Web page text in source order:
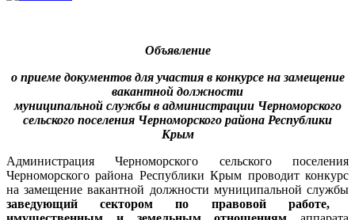
Объявление
о приеме документов для участия в конкурсе на замещение
вакантной должности
муниципальной службы в администрации Черноморского
сельского поселения Черноморского района Республики
Крым
Администрация Черноморского сельского поселения
Черноморского района Республики Крым проводит конкурс
на замещение вакантной должности муниципальной службы
заведующий сектором по правовой работе,